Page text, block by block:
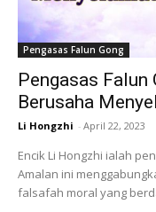
Pengasas Falun Gong
Pengasas Falun
Berusaha
Li Hongzhi - April 22, 2023
Encik Li Hongzhi ialah
Amalan ini
falsafah moral yang